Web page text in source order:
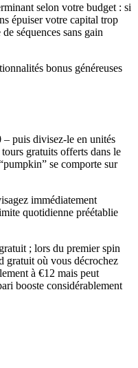
selon votre budget : si
épuiser votre capital trop
séquences sans gain
bonus généreuses
puis divisez-le en unités
gratuits offerts dans le
se comporte sur
immédiatement
quotidienne préétablie
; lors du premier spin
gratuit où vous décrochez
à €12 mais peut
booste considérablement